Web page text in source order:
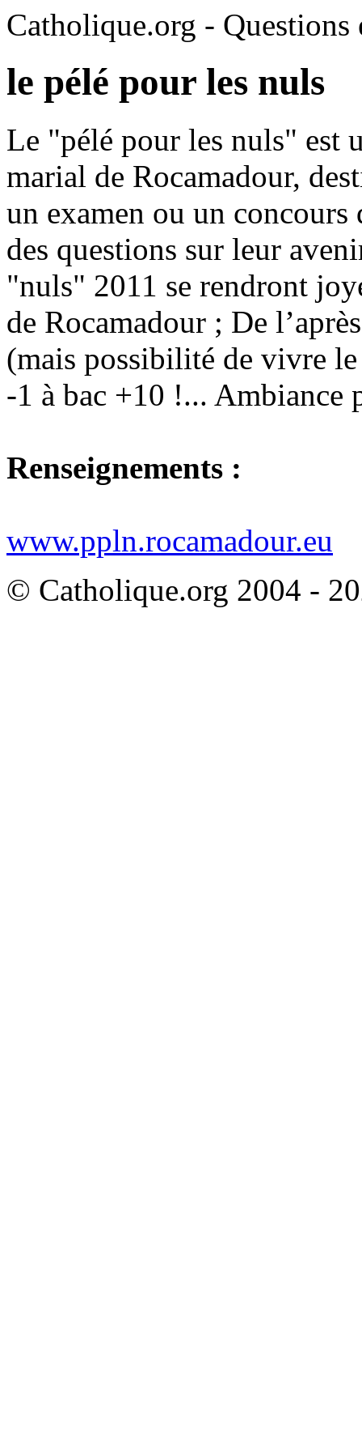
Catholique.org - Questions
le pélé pour les nuls
Le "pélé pour les nuls" est
marial de Rocamadour,
un examen ou un concours
des questions sur leur
"nuls" 2011 se rendront
de Rocamadour ; De
(mais possibilité de vivre
-1 à bac +10 !... Ambiance
Renseignements :
www.ppln.rocamadour.eu
© Catholique.org 2004 -